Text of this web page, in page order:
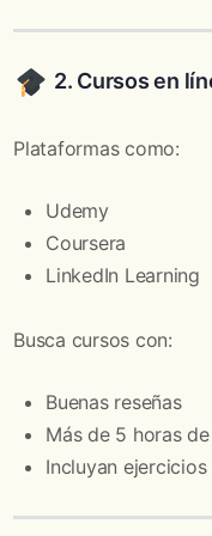
2. Cursos en
Plataformas como:
Udemy
Coursera
LinkedIn Learning
Busca cursos con:
Buenas reseñas
Más de 5 horas
Incluyan